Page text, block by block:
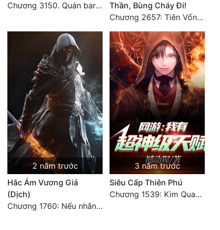
Chương 3150. Quán bar Huyết Hải. Hết
Thần, Bùng Cháy Đi!
Chương 2657: Tiên Vốn Vô Lương (15). HẾT.
2 năm trước
Hắc Ám Vương Giả
(Dịch)
Chương 1760: Nếu nhân sinh như lần đầu gặp gỡ
3 năm trước
Siêu Cấp Thiên Phú
Chương 1539: Kim Quang Kiếm Tôn